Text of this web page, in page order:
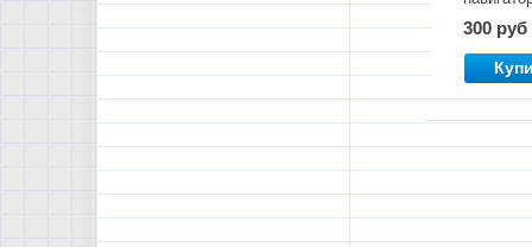
300 руб